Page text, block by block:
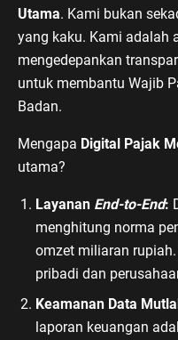
Utama. Kami bukan
yang kaku. Kami adalah
mengedepankan
untuk membantu Wajib
Badan.
Mengapa Digital Pajak
utama?
Layanan End-to-End:
menghitung norma
omzet miliaran
pribadi dan
Keamanan Data
laporan keuangan